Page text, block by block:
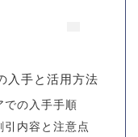
入手と活用方法
での入手手順
内容と注意点